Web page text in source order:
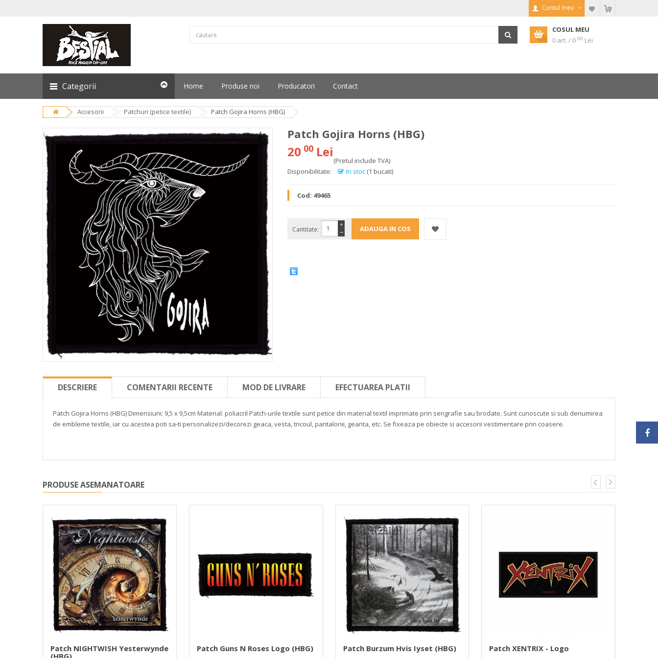
Contul meu
COSUL MEU
0 art. / 0 00 Lei
Categorii Home Produse noi Producatori Contact
Accesorii Patchuri (petice textile) Patch Gojira Horns (HBG)
Patch Gojira Horns (HBG)
20 00 Lei
(Pretul include TVA)
Disponibilitate:
In stoc (1 bucati)
Cod: 49465
Cantitate: −
+
DESCRIERE COMENTARII RECENTE MOD DE LIVRARE EFECTUAREA PLATII
Patch Gojira Horns (HBG)Dimensiuni: 9,5 x 9,5cm Material: poliacril Patch-urile textile sunt petice din material textil imprimate prin serigrafie sau brodate. Sunt cunoscute si sub denumirea
de embleme textile, iar cu acestea poti sa-ti personalizezi/decorezi geaca, vesta, tricoul, pantalonii, geanta, etc. Se fixeaza pe obiecte si accesorii vestimentare prin coasere.
PRODUSE ASEMANATOARE
Patch NIGHTWISH Yesterwynde
Patch Guns N Roses Logo (HBG) Patch Burzum Hvis Iyset (HBG) Patch XENTRIX - Logo